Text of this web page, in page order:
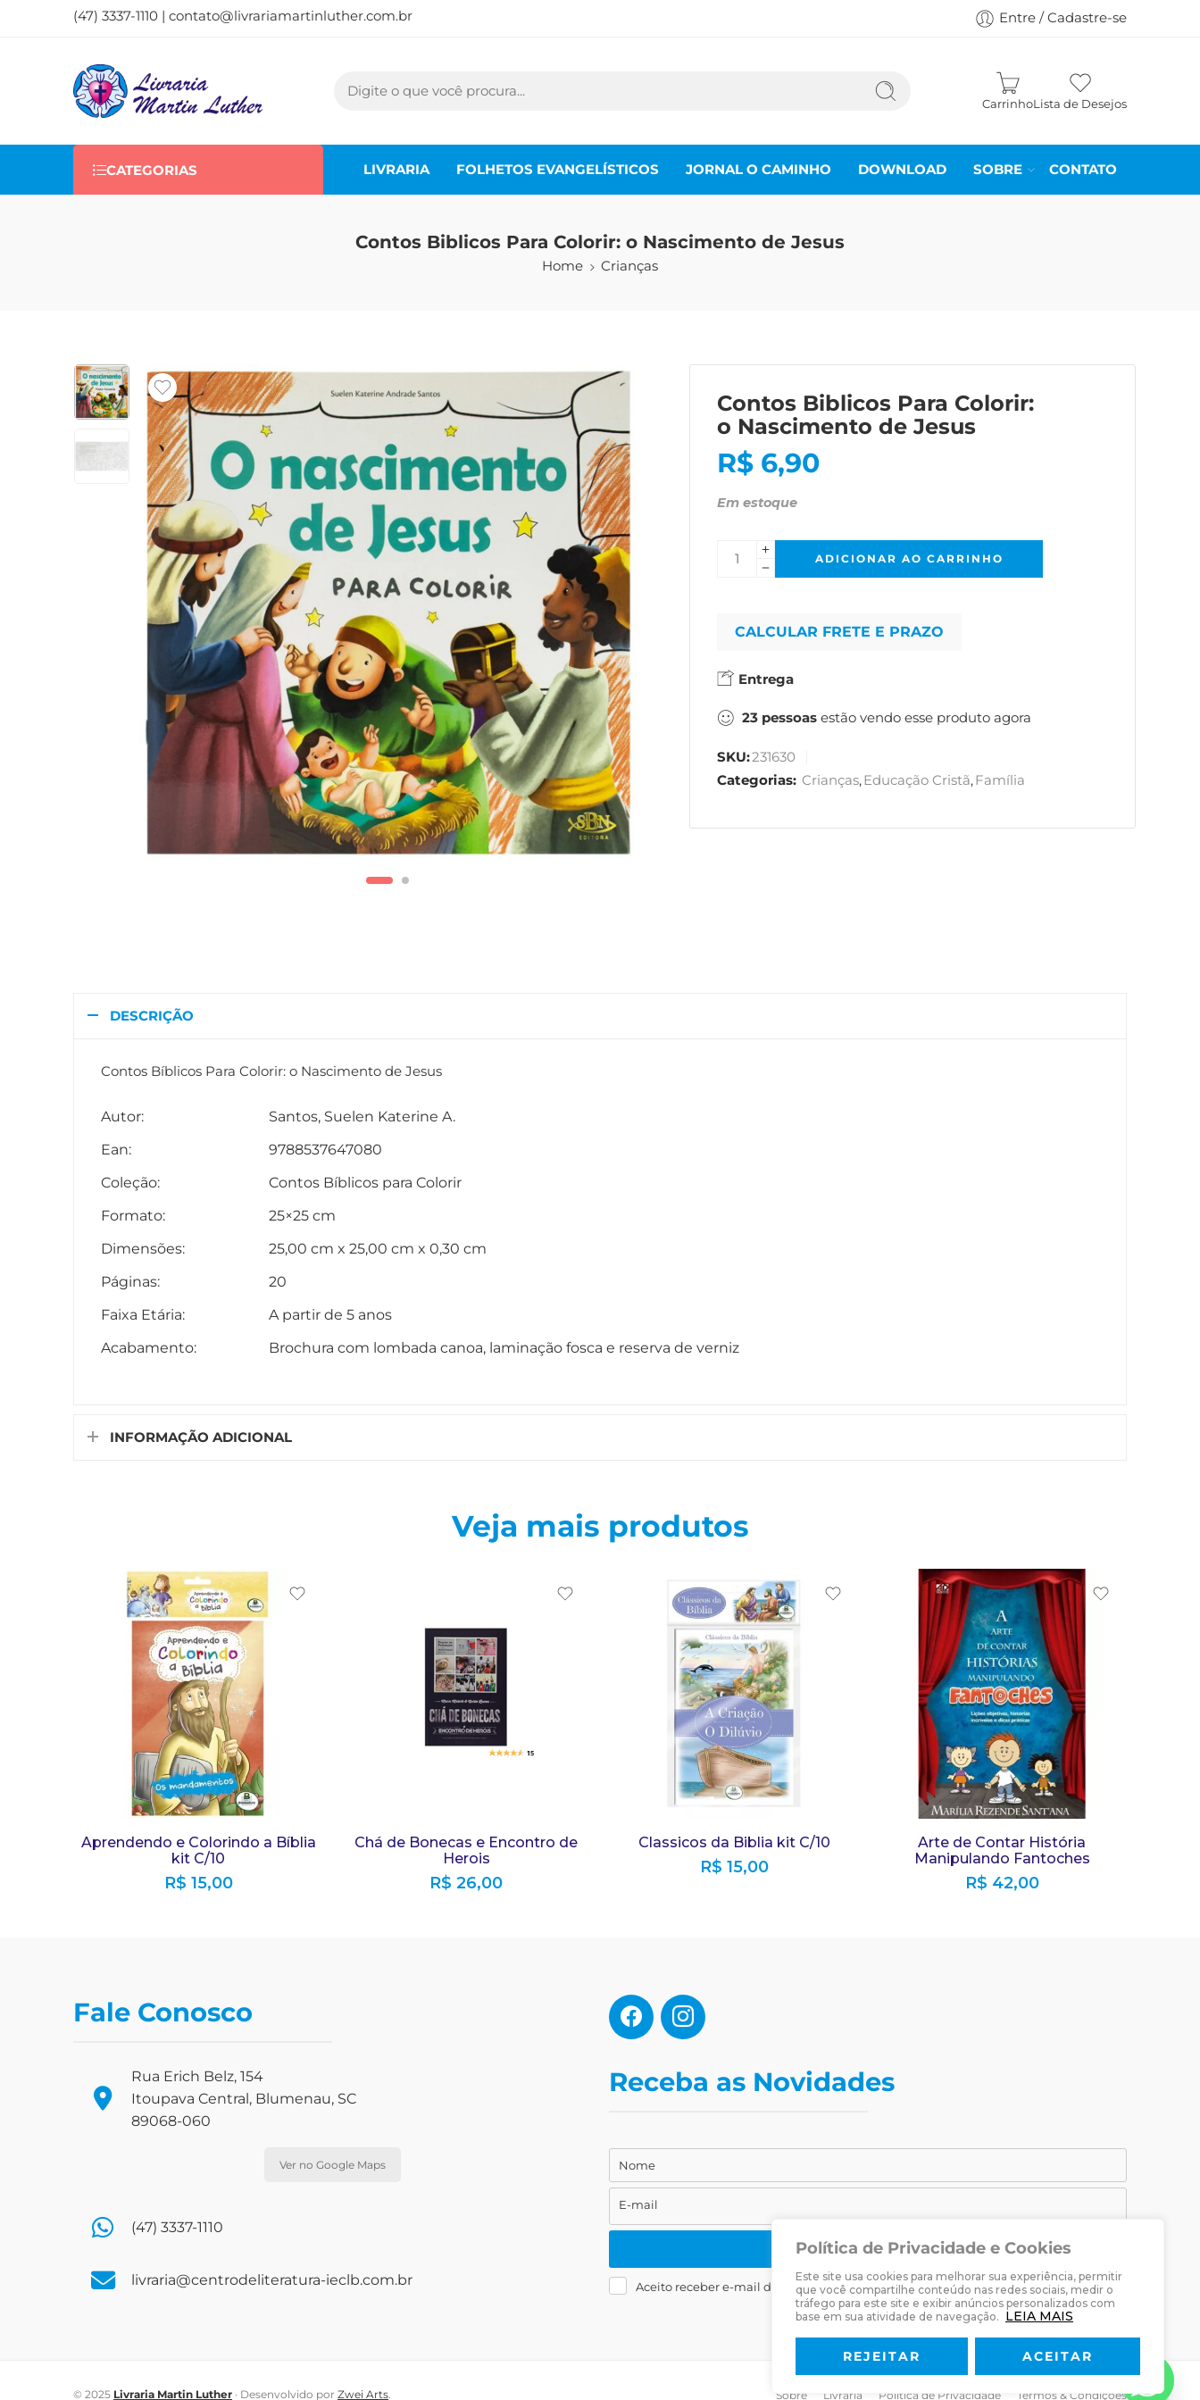
Política de Privacidade e Cookies
Este site usa cookies para melhorar sua experiência, permitir
que você compartilhe conteúdo nas redes sociais, medir o
tráfego para este site e exibir anúncios personalizados com
base em sua atividade de navegação. LEIA MAIS
REJEITAR ACEITAR
(47) 3337-1110 | contato@livrariamartinluther.com.br Entre / Cadastre-se
CarrinhoLista de Desejos
CATEGORIAS LIVRARIA FOLHETOS EVANGELÍSTICOS JORNAL O CAMINHO DOWNLOAD SOBRE CONTATO
Contos Biblicos Para Colorir: o Nascimento de Jesus
Home Crianças
Contos Biblicos Para Colorir:
o Nascimento de Jesus
R$ 6,90
Em estoque
ADICIONAR AO CARRINHO
CALCULAR FRETE E PRAZO
Entrega
23 pessoas estão vendo esse produto agora
SKU:231630
Categorias: Crianças,Educação Cristã,Família
DESCRIÇÃO
Contos Bíblicos Para Colorir: o Nascimento de Jesus
Autor:
Santos, Suelen Katerine A.
Ean:
9788537647080
Coleção:
Contos Bíblicos para Colorir
Formato:
25×25 cm
Dimensões:
25,00 cm x 25,00 cm x 0,30 cm
Páginas:
20
Faixa Etária:
A partir de 5 anos
Acabamento:
Brochura com lombada canoa, laminação fosca e reserva de verniz
INFORMAÇÃO ADICIONAL
Veja mais produtos
Aprendendo e Colorindo a Bíblia
kit C/10
R$ 15,00
Chá de Bonecas e Encontro de
Herois
R$ 26,00
Classicos da Biblia kit C/10
R$ 15,00
Arte de Contar História
Manipulando Fantoches
R$ 42,00
Fale Conosco
Rua Erich Belz, 154
Itoupava Central, Blumenau, SC
89068-060
Ver no Google Maps
(47) 3337-1110
livraria@centrodeliteratura-ieclb.com.br
Receba as Novidades
Nome
Nome
E-
mail
E-mail
CADASTRAR-SE
Aceito receber e-mail da Livraria Martin Luther.
© 2025 Livraria Martin Luther · Desenvolvido por Zwei Arts. Sobre Livraria Política de Privacidade Termos & Condições